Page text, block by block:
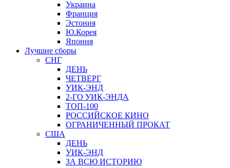
Украина
Франция
Эстония
Ю.Корея
Япония
Лучшие сборы
СНГ
ДЕНЬ
ЧЕТВЕРГ
УИК-ЭНД
2-ГО УИК-ЭНДА
ТОП-100
РОССИЙСКОЕ КИНО
ОГРАНИЧЕННЫЙ ПРОКАТ
США
ДЕНЬ
УИК-ЭНД
ЗА ВСЮ ИСТОРИЮ